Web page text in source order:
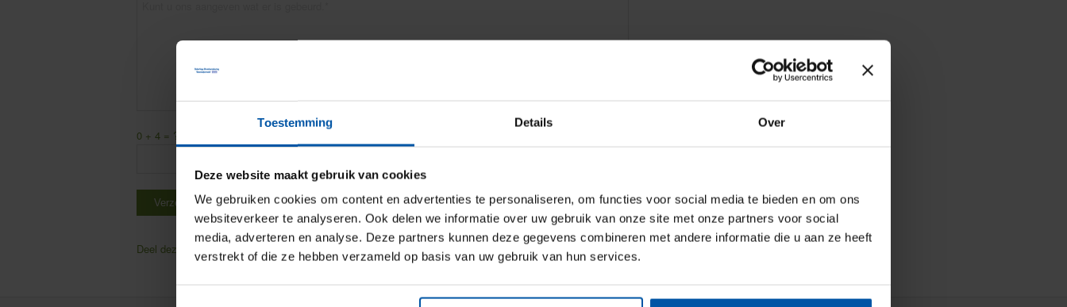
Toestemming Details Over
Deze website maakt gebruik van cookies
We gebruiken cookies om content en advertenties te personaliseren, om functies voor social media te bieden en om ons
websiteverkeer te analyseren. Ook delen we informatie over uw gebruik van onze site met onze partners voor social
media, adverteren en analyse. Deze partners kunnen deze gegevens combineren met andere informatie die u aan ze heeft
verstrekt of die ze hebben verzameld op basis van uw gebruik van hun services.
0 + 4 = ?
Deel deze pagina Facebook Twitter